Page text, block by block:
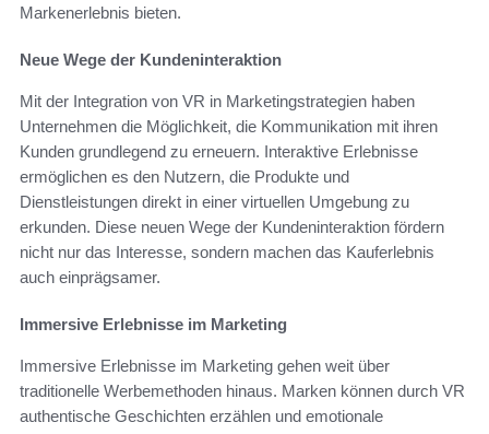
Markenerlebnis bieten.
Neue Wege der Kundeninteraktion
Mit der Integration von VR in Marketingstrategien haben
Unternehmen die Möglichkeit, die Kommunikation mit ihren
Kunden grundlegend zu erneuern. Interaktive Erlebnisse
ermöglichen es den Nutzern, die Produkte und
Dienstleistungen direkt in einer virtuellen Umgebung zu
erkunden. Diese neuen Wege der Kundeninteraktion fördern
nicht nur das Interesse, sondern machen das Kauferlebnis
auch einprägsamer.
Immersive Erlebnisse im Marketing
Immersive Erlebnisse im Marketing gehen weit über
traditionelle Werbemethoden hinaus. Marken können durch VR
authentische Geschichten erzählen und emotionale